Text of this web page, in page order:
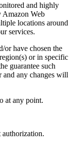
and highly
Amazon Web
locations around
services.
or have chosen the
or in specific
guarantee such
and any changes will
at any point.